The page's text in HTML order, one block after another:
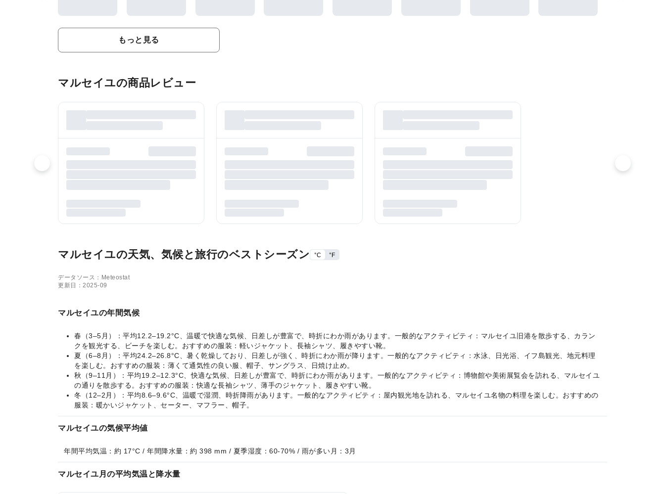
もっと見る
マルセイユの商品レビュー
マルセイユの天気、気候と旅行のベストシーズン °C °F
データソース：Meteostat
更新日：2025-09
マルセイユの年間気候
春（3–5月）：平均12.2–19.2°C、温暖で快適な気候、日差しが豊富で、時折にわか雨があります。一般的なアクティビティ：マルセイユ旧港を散歩する、カラン
クを観光する、ビーチを楽しむ。おすすめの服装：軽いジャケット、長袖シャツ、履きやすい靴。
夏（6–8月）：平均24.2–26.8°C、暑く乾燥しており、日差しが強く、時折にわか雨が降ります。一般的なアクティビティ：水泳、日光浴、イフ島観光、地元料理
を楽しむ。おすすめの服装：薄くて通気性の良い服、帽子、サングラス、日焼け止め。
秋（9–11月）：平均19.2–12.3°C、快適な気候、日差しが豊富で、時折にわか雨があります。一般的なアクティビティ：博物館や美術展覧会を訪れる、マルセイユ
の通りを散歩する。おすすめの服装：快適な長袖シャツ、薄手のジャケット、履きやすい靴。
冬（12–2月）：平均8.6–9.6°C、温暖で湿潤、時折降雨があります。一般的なアクティビティ：屋内観光地を訪れる、マルセイユ名物の料理を楽しむ。おすすめの
服装：暖かいジャケット、セーター、マフラー、帽子。
マルセイユの気候平均値
年間平均気温：約 17°C / 年間降水量：約 398 mm / 夏季湿度：60-70% / 雨が多い月：3月
マルセイユ月の平均気温と降水量